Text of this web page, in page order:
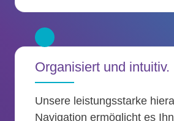
Organisiert und intuitiv.
Unsere leistungsstarke
Navigation ermöglicht es